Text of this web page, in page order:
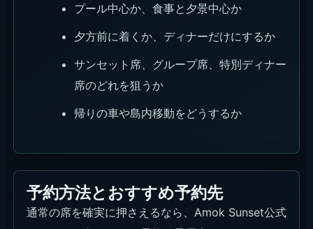
プール中心か、食事と夕景中心か
夕方前に着くか、ディナーだけにするか
サンセット席、グループ席、特別ディナー
席のどれを狙うか
帰りの車や島内移動をどうするか
予約方法とおすすめ予約先
通常の席を確実に押さえるなら、Amok Sunset公式